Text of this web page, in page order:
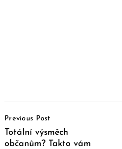
Navigation
Previous Post
Totální výsměch
občanům? Takto vám